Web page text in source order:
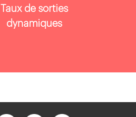
Taux de sorties
dynamiques